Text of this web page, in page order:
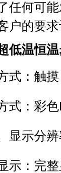
任何可能
的要求订
低温恒
：触摸
式：彩
、显示分
示：完